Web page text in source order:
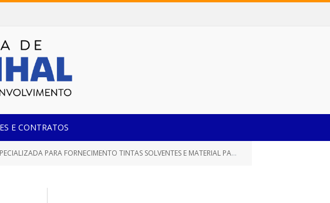
E CONTRATOS
PARA FORNECIMENTO TINTAS SOLVENTES E MATERIAL PARA PINTURA)